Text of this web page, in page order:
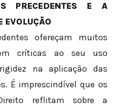
PRECEDENTES E A
EVOLUÇÃO
ofereçam muitos
críticas ao seu uso
na aplicação das
É imprescindível que os
reflitam sobre a